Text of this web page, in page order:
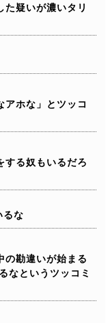
た疑いが濃いタリ
アホな」とツッコ
する奴もいるだろ
るな
の勘違いが始まる
なというツッコミ